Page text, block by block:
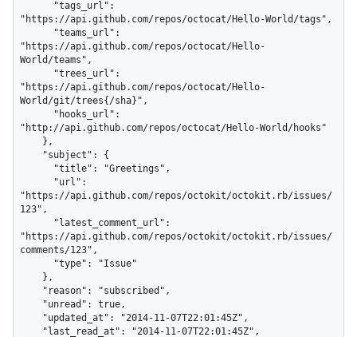
"https://api.github.com/repos/octocat/Hello-World/tags",
"https://api.github.com/repos/octocat/Hello-
World/teams",
"https://api.github.com/repos/octocat/Hello-
World/git/trees{/sha}",
"http://api.github.com/repos/octocat/Hello-World/hooks"
"https://api.github.com/repos/octokit/octokit.rb/issues/
123",
"https://api.github.com/repos/octokit/octokit.rb/issues/
comments/123",